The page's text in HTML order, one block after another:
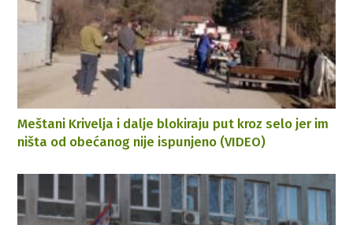
Meštani Krivelja i dalje blokiraju put kroz selo jer im
ništa od obećanog nije ispunjeno (VIDEO)